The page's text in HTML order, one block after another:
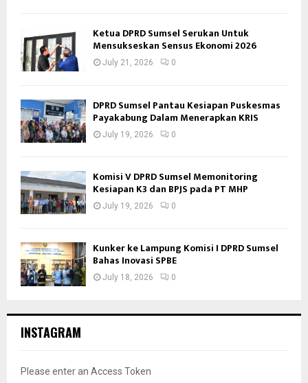
Ketua DPRD Sumsel Serukan Untuk
Mensukseskan Sensus Ekonomi 2026
July 21, 2026 0
DPRD Sumsel Pantau Kesiapan Puskesmas
Payakabung Dalam Menerapkan KRIS
July 19, 2026 0
Komisi V DPRD Sumsel Memonitoring
Kesiapan K3 dan BPJS pada PT MHP
July 19, 2026 0
Kunker ke Lampung Komisi I DPRD Sumsel
Bahas Inovasi SPBE
July 18, 2026 0
INSTAGRAM
Please enter an Access Token